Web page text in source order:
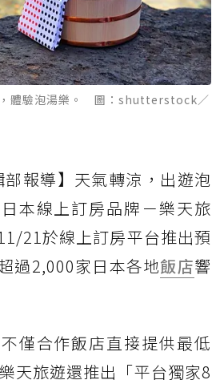
，體驗泡湯樂。 圖：shutterstock／
部報導】天氣轉涼，出遊泡
本線上訂房品牌－樂天旅
21於線上訂房平台推出預
過2,000家日本各地飯店響
僅合作飯店直接提供最低
天旅遊還推出「平台獨家8